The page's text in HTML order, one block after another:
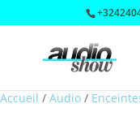
Accueil / Audio /